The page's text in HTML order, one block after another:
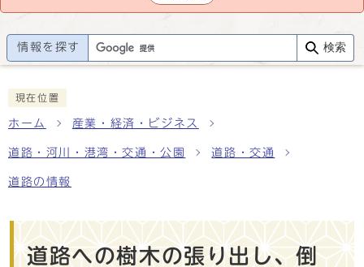
情報を探す 検索
現在位置
ホーム 産業・経済・ビジネス
道路・河川・港湾・交通・公園 道路・交通
道路の情報
道路への樹木の張り出し、倒